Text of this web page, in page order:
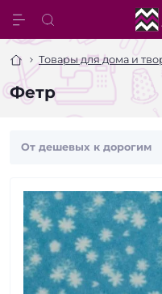
Товары для дома и
Фетр